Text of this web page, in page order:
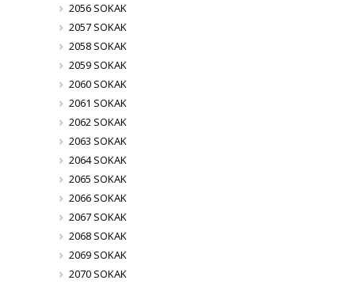
2056 SOKAK
2057 SOKAK
2058 SOKAK
2059 SOKAK
2060 SOKAK
2061 SOKAK
2062 SOKAK
2063 SOKAK
2064 SOKAK
2065 SOKAK
2066 SOKAK
2067 SOKAK
2068 SOKAK
2069 SOKAK
2070 SOKAK